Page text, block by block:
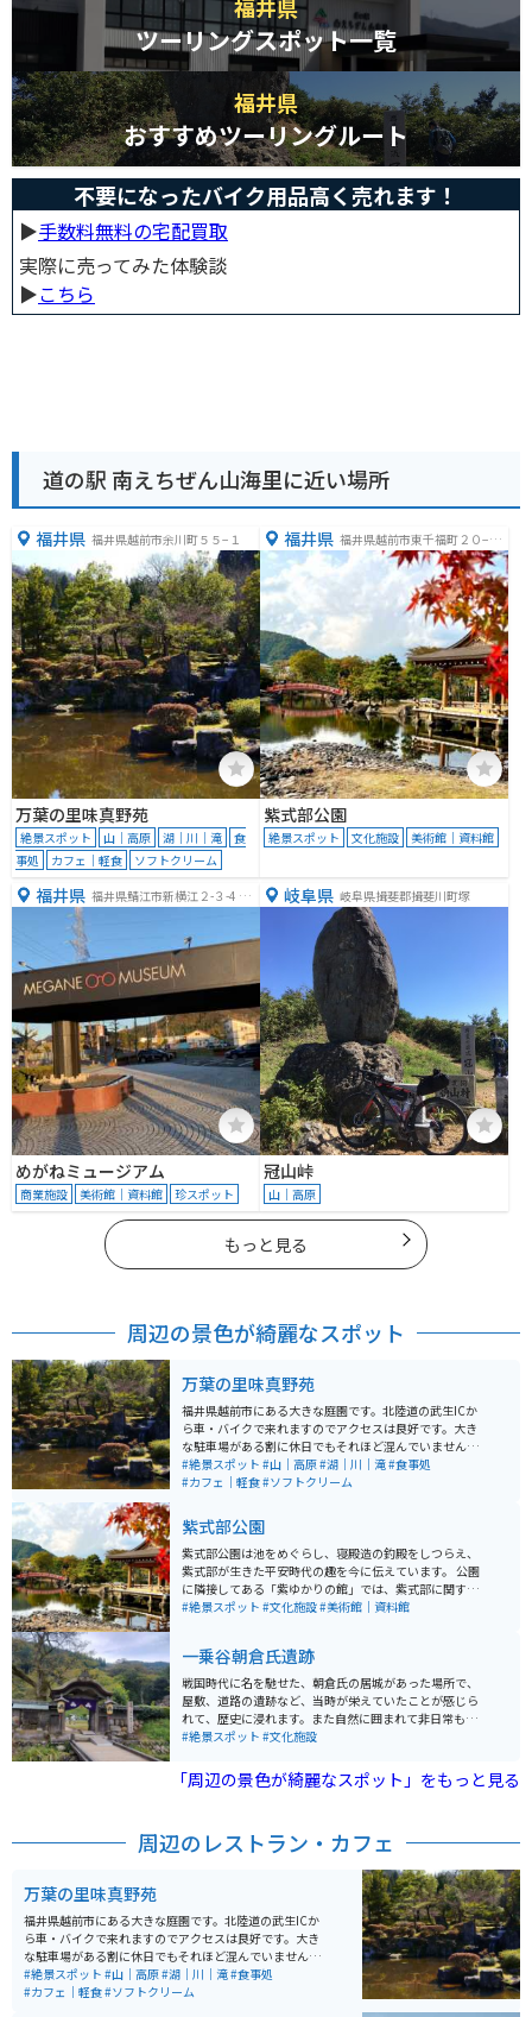
福井県
ツーリングスポット一覧
福井県
おすすめツーリングルート
不要になったバイク用品高く売れます！
▶︎手数料無料の宅配買取
実際に売ってみた体験談
▶︎こちら
道の駅 南えちぜん山海里に近い場所
福井県 福井県越前市余川町５５−１
万葉の里味真野苑
絶景スポット 山｜高原 湖｜川｜滝
食
事処
カフェ｜軽食 ソフトクリーム
福井県 福井県越前市東千福町２０−３
６９
紫式部公園
絶景スポット 文化施設 美術館｜資料館
福井県 福井県鯖江市新横江２-３-4 め
めがねミュージアム
商業施設 美術館｜資料館 珍スポット
岐阜県 岐阜県揖斐郡揖斐川町塚
冠山峠
山｜高原
もっと見る
周辺の景色が綺麗なスポット
万葉の里味真野苑
福井県越前市にある大きな庭園です。北陸道の武生ICか
ら車・バイクで来れますのでアクセスは良好です。大き
な駐車場がある割に休日でもそれほど混んでいません。
万葉集にちなんだ歌碑や植物を多く楽しめるのが大きな
特徴ですが、何も知らずふらりと来ても楽しめます。園
形、ちょっとした山登りも楽しめます。さらに、無料の
休憩施設や飲食店もありますので、その気になれば1日
楽しめます。
#絶景スポット #山｜高原#湖｜川｜滝#食事処
#カフェ｜軽食#ソフトクリーム
紫式部公園
紫式部公園は池をめぐらし、寝殿造の釣殿をしつらえ、
紫式部が生きた平安時代の趣を今に伝えています。 公園
に隣接してある「紫ゆかりの館」では、紫式部に関する
資料を見ることができます。 紅葉の季節がとても綺麗で
#絶景スポット #文化施設#美術館｜資料館
一乗谷朝倉氏遺跡
戦国時代に名を馳せた、朝倉氏の居城があった場所で、
屋敷、道路の遺跡など、当時が栄えていたことが感じら
れて、歴史に浸れます。また自然に囲まれて非日常も味
わえます。また近くには当時を再現した復原町もあり見
#絶景スポット #文化施設
「周辺の景色が綺麗なスポット」をもっと見る
周辺のレストラン・カフェ
万葉の里味真野苑
福井県越前市にある大きな庭園です。北陸道の武生ICか
ら車・バイクで来れますのでアクセスは良好です。大き
な駐車場がある割に休日でもそれほど混んでいません。
万葉集にちなんだ歌碑や植物を多く楽しめるのが大きな
特徴ですが、何も知らずふらりと来ても楽しめます。園
#絶景スポット #山｜高原#湖｜川｜滝#食事処
#カフェ｜軽食#ソフトクリーム